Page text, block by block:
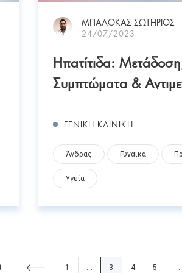
ΜΠΑΛΟΚΑΣ ΣΩΤΗΡΙΟΣ
24/07/2023
Ηπατίτιδα:
Συμπτώματα &
ΓΕΝΙΚΗ ΚΛΙΝΙΚΗ
Άνδρας Γυναίκα
Υγεία
1 ... 3 4 5 ...